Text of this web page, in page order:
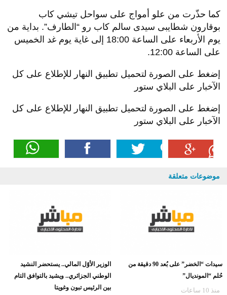
كما حذّرت من علو أمواج على سواحل تيشي كاب
بوقارون شطايبی سیدی سالم كاب رو “الطارف”. بداية من
يوم الأربعاء على الساعة 18:00 إلى غاية يوم غد الخميس
على الساعة 12:00.
إضغط على الصورة لتحميل تطبيق النهار للإطلاع على كل
الآخبار على البلاي ستور
إضغط على الصورة لتحميل تطبيق النهار للإطلاع على كل
الآخبار على البلاي ستور
موضوعات متعلقة
سيدات “الخضر” على بُعد 90 دقيقة من
حُلم “المونديال”
منذ 10 ساعات
الوزير الأوّل المالي.. يستحضر النشيد
الوطني الجزائري.. ويشيد بالتوافق التام
بين الرئيس تبون وغويتا